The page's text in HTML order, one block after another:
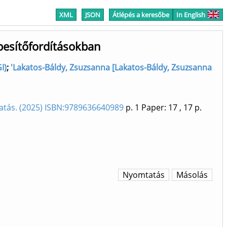
XML JSON Átlépés a keresőbe In English
; 'Lakatos-Báldy, Zsuzsanna [Lakatos-Báldy, Zsuzsanna
(2025) ISBN:9789636640989 p. 1 Paper: 17 , 17 p.
Másolás
Nyomtatás